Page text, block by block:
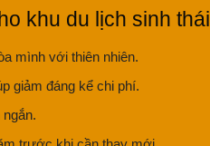
khu du lịch sinh thái
mình với thiên nhiên.
giảm đáng kể chi phí.